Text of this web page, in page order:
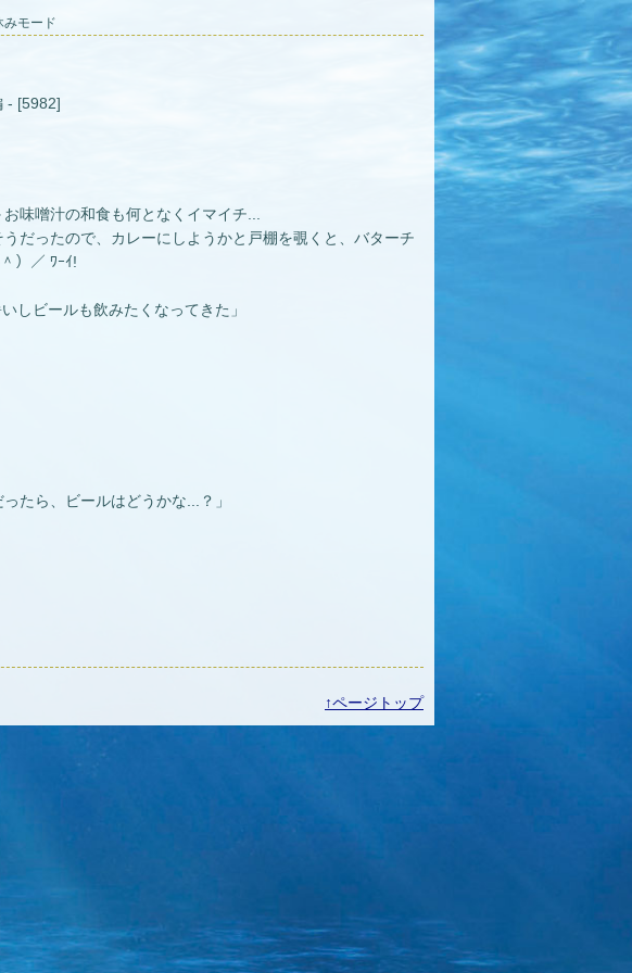
みモード
- [5982]
味噌汁の和食も何となくイマイチ...
だったので、カレーにしようかと戸棚を覗くと、バターチ
）／ ﾜｰｲ!
しビールも飲みたくなってきた」
たら、ビールはどうかな...？」
↑ページトップ